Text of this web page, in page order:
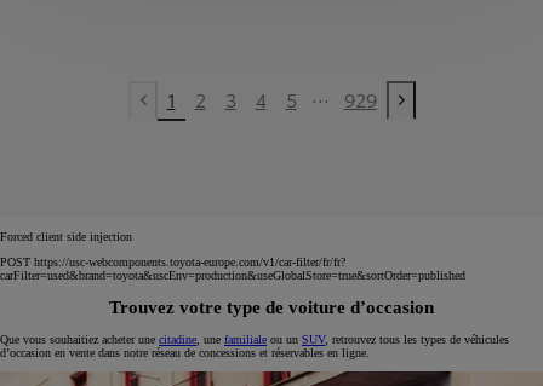
Previous page
1 2 3 4 5 ... 929
Next page
Forced client side injection
POST https://usc-webcomponents.toyota-europe.com/v1/car-filter/fr/fr?
carFilter=used&brand=toyota&uscEnv=production&useGlobalStore=true&sortOrder=published
Trouvez votre type de voiture d’occasion
Que vous souhaitiez acheter une citadine , une familiale ou un SUV, retrouvez tous les types de véhicules
d’occasion en vente dans notre réseau de concessions et réservables en ligne.